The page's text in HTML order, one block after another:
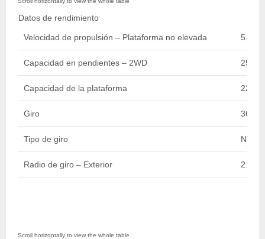
Datos de rendimiento
Velocidad de propulsión – Plataforma no elevada 5.50
Capacidad en pendientes – 2WD 25 %
Capacidad de la plataforma 227
Giro 360
Tipo de giro No-
Radio de giro – Exterior 2.60